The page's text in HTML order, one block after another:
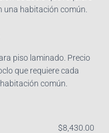
una habitación común.
piso laminado. Precio
que requiere cada
común.
$‎8,430.00